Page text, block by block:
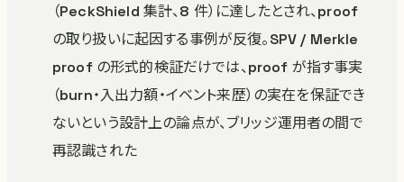
（PeckShield 集計、8 件）に達したとされ、proof
の取り扱いに起因する事例が反復。SPV / Merkle
proof の形式的検証だけでは、proof が指す事実
（burn・入出力額・イベント来歴）の実在を保証でき
ないという設計上の論点が、ブリッジ運用者の間で
再認識された